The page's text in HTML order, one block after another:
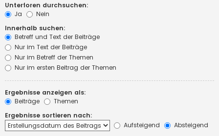
Unterforen durchsuchen:
Ja
Nein
Innerhalb suchen:
Betreff und Text der Beiträge
Nur im Text der Beiträge
Nur im Betreff der Themen
Nur im ersten Beitrag der Themen
Ergebnisse anzeigen als:
Beiträge
Themen
Ergebnisse sortieren nach:
Aufsteigend
Absteigend